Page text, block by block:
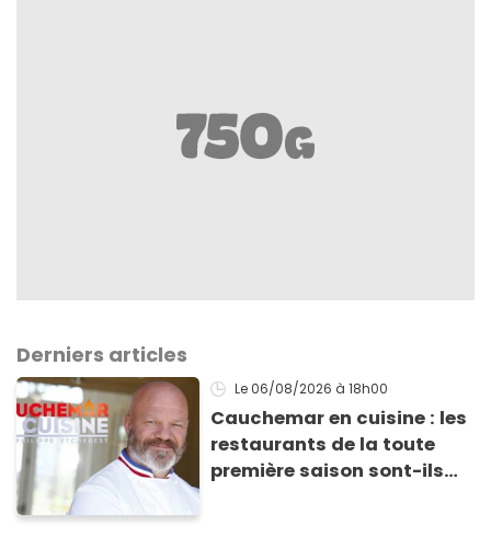
Derniers articles
Le 06/08/2026 à 18h00
Cauchemar en cuisine : les
restaurants de la toute
première saison sont-ils